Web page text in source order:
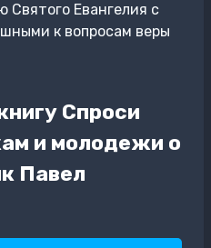
Святого Евангелия с
к вопросам веры
Спроси
и молодежи о
Павел